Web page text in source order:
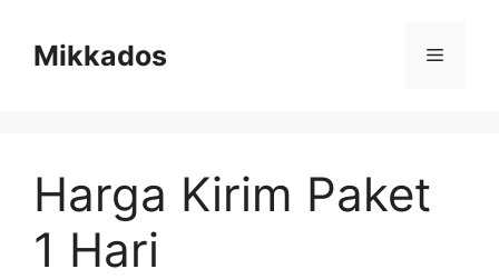
contentMikkados Menu
Harga Kirim Paket
1 Hari